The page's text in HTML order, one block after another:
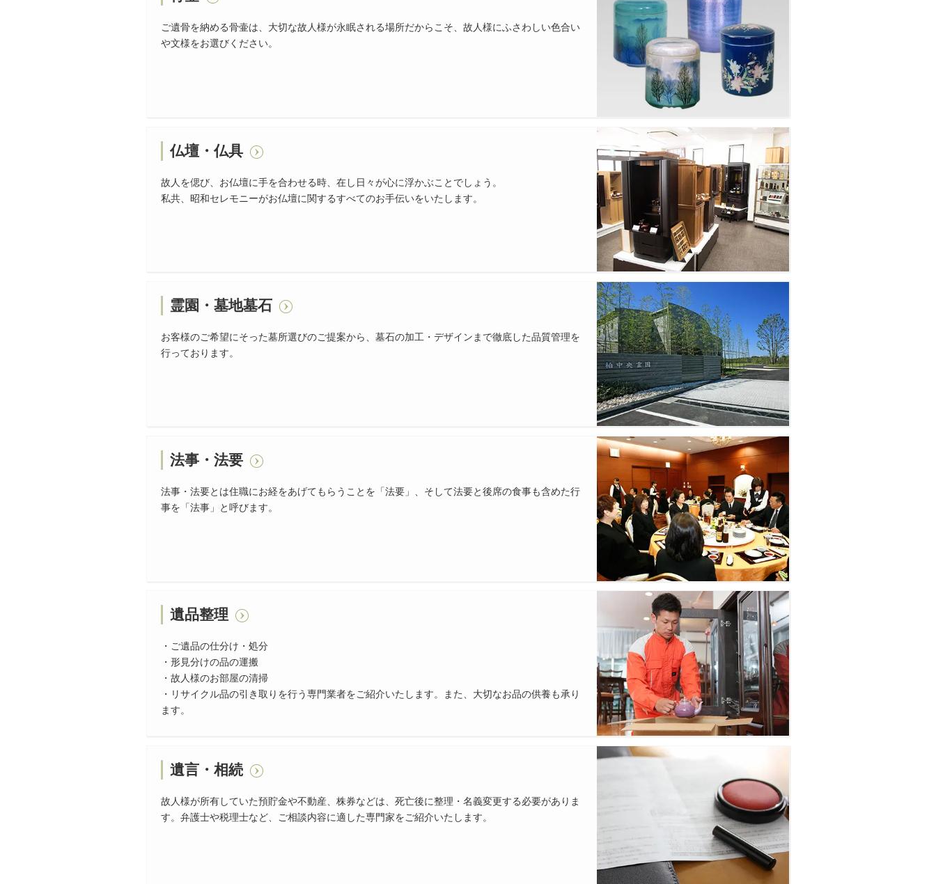
ご遺骨を納める骨壷は、大切な故人様が永眠される場所だからこそ、故人様にふさわしい色合い
や文様をお選びください。
仏壇・仏具
故人を偲び、お仏壇に手を合わせる時、在し日々が心に浮かぶことでしょう。
私共、昭和セレモニーがお仏壇に関するすべてのお手伝いをいたします。
霊園・墓地墓石
お客様のご希望にそった墓所選びのご提案から、墓石の加工・デザインまで徹底した品質管理を
行っております。
法事・法要
法事・法要とは住職にお経をあげてもらうことを「法要」、そして法要と後席の食事も含めた行
事を「法事」と呼びます。
遺品整理
・ご遺品の仕分け・処分
・形見分けの品の運搬
・故人様のお部屋の清掃
・リサイクル品の引き取りを行う専門業者をご紹介いたします。また、大切なお品の供養も承り
ます。
遺言・相続
故人様が所有していた預貯金や不動産、株券などは、死亡後に整理・名義変更する必要がありま
す。弁護士や税理士など、ご相談内容に適した専門家をご紹介いたします。